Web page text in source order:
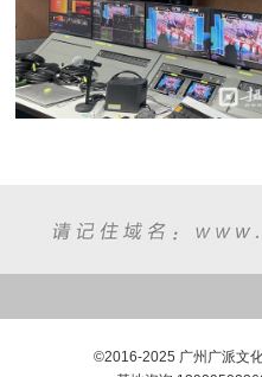
©2016-2025 广州广派文